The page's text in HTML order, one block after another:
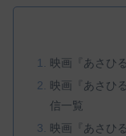
映画『あさひ
映画『あさひ
信一覧
映画『あさひ